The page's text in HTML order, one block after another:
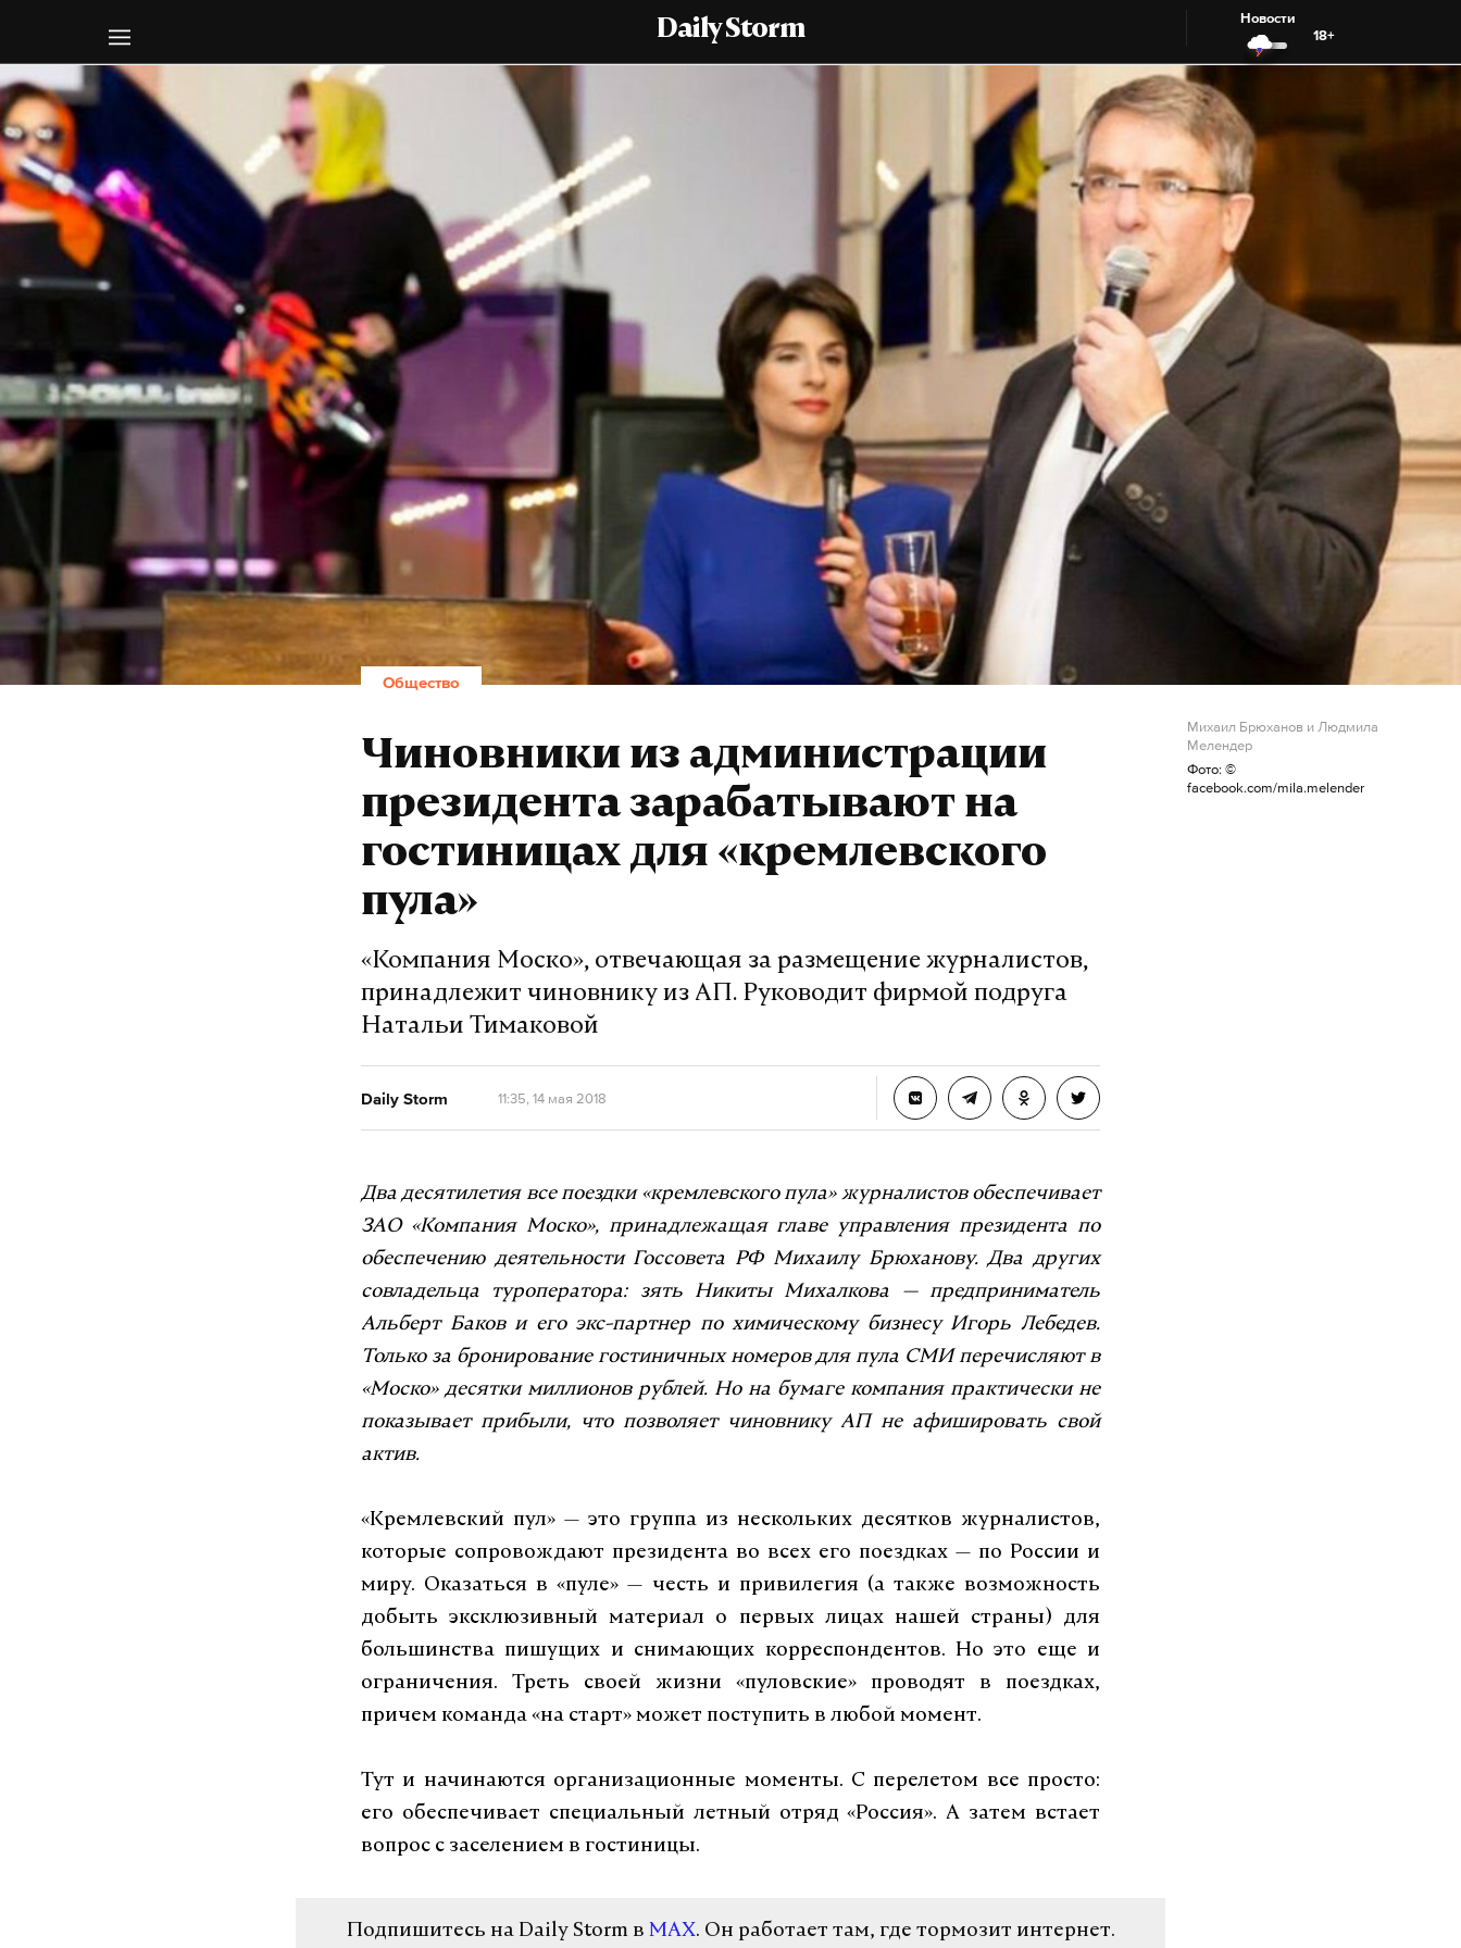
Daily Storm
Новости
18+
Общество
Чиновники из администрации
президента зарабатывают на
гостиницах для «кремлевского
пула»
«Компания Моско», отвечающая за размещение журналистов,
принадлежит чиновнику из АП. Руководит фирмой подруга
Натальи Тимаковой
Daily Storm 11:35, 14 мая 2018
Михаил Брюханов и Людмила
Мелендер
Фото: ©
facebook.com/mila.melender
Два десятилетия все поездки «кремлевского пула» журналистов обеспечивает
ЗАО «Компания Моско», принадлежащая главе управления президента по
обеспечению деятельности Госсовета РФ Михаилу Брюханову. Два других
совладельца туроператора: зять Никиты Михалкова — предприниматель
Альберт Баков и его экс-партнер по химическому бизнесу Игорь Лебедев.
Только за бронирование гостиничных номеров для пула СМИ перечисляют в
«Моско» десятки миллионов рублей. Но на бумаге компания практически не
показывает прибыли, что позволяет чиновнику АП не афишировать свой
актив.
«Кремлевский пул» — это группа из нескольких десятков журналистов,
которые сопровождают президента во всех его поездках — по России и
миру. Оказаться в «пуле» — честь и привилегия (а также возможность
добыть эксклюзивный материал о первых лицах нашей страны) для
большинства пишущих и снимающих корреспондентов. Но это еще и
ограничения. Треть своей жизни «пуловские» проводят в поездках,
причем команда «на старт» может поступить в любой момент.
Тут и начинаются организационные моменты. С перелетом все просто:
его обеспечивает специальный летный отряд «Россия». А затем встает
вопрос с заселением в гостиницы.
Подпишитесь на Daily Storm в MAX. Он работает там, где тормозит интернет.